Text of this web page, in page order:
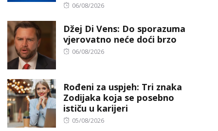
Posted
06/08/2026
Džej Di Vens: Do sporazuma
vjerovatno neće doći brzo
Posted
06/08/2026
Rođeni za uspjeh: Tri znaka
Zodijaka koja se posebno
ističu u karijeri
Posted
05/08/2026